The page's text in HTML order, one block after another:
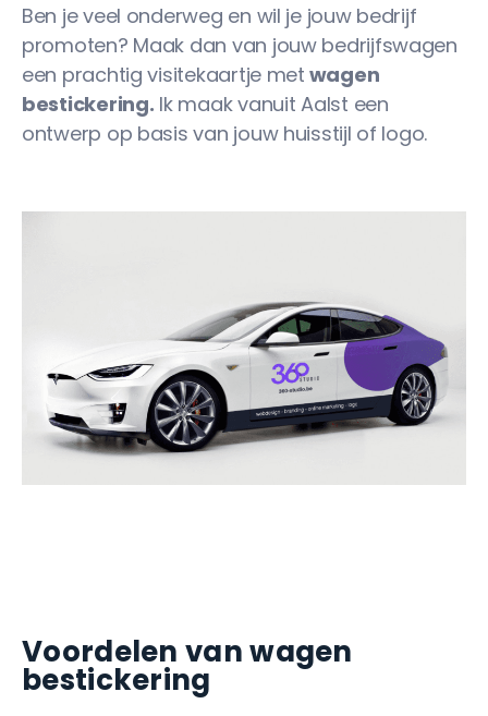
Ben je veel onderweg en wil je jouw bedrijf
promoten? Maak dan van jouw bedrijfswagen
een prachtig visitekaartje met wagen
bestickering. Ik maak vanuit Aalst een
ontwerp op basis van jouw huisstijl of logo.
Voordelen van wagen
bestickering